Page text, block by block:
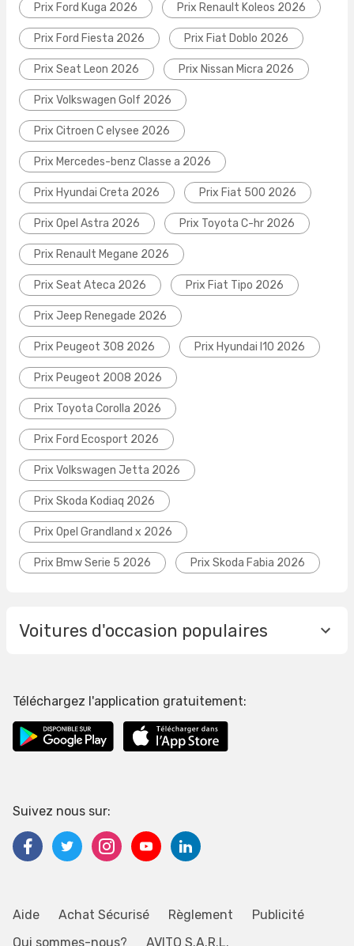
Prix Ford Kuga 2026 Prix Renault Koleos 2026
Prix Ford Fiesta 2026 Prix Fiat Doblo 2026
Prix Seat Leon 2026 Prix Nissan Micra 2026
Prix Volkswagen Golf 2026
Prix Citroen C elysee 2026
Prix Mercedes-benz Classe a 2026
Prix Hyundai Creta 2026 Prix Fiat 500 2026
Prix Opel Astra 2026 Prix Toyota C-hr 2026
Prix Renault Megane 2026
Prix Seat Ateca 2026 Prix Fiat Tipo 2026
Prix Jeep Renegade 2026
Prix Peugeot 308 2026 Prix Hyundai I10 2026
Prix Peugeot 2008 2026
Prix Toyota Corolla 2026
Prix Ford Ecosport 2026
Prix Volkswagen Jetta 2026
Prix Skoda Kodiaq 2026
Prix Opel Grandland x 2026
Prix Bmw Serie 5 2026 Prix Skoda Fabia 2026
Voitures d'occasion populaires
Aide Achat Sécurisé Règlement
Publicité
Qui sommes-nous?
AVITO S.A.R.L.
Téléchargez l'application gratuitement:
Suivez nous sur: